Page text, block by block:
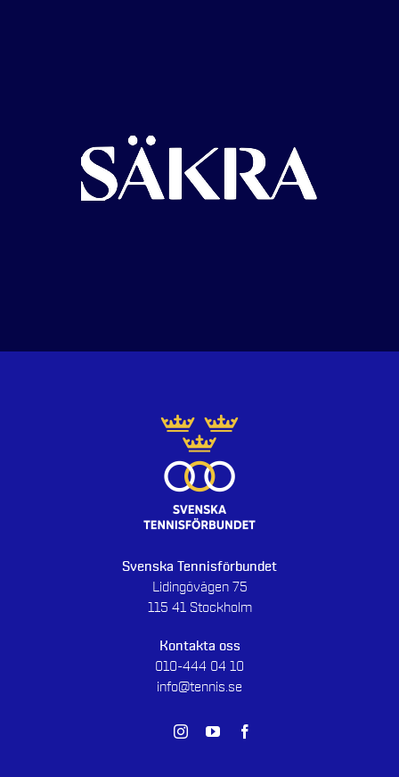
Svenska Tennisförbundet
Lidingövägen 75
115 41 Stockholm
Kontakta oss
010-444 04 10
info@tennis.se